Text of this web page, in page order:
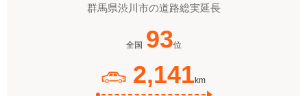
群馬県渋川市の道路総実延長
全国 93位
2,141 km